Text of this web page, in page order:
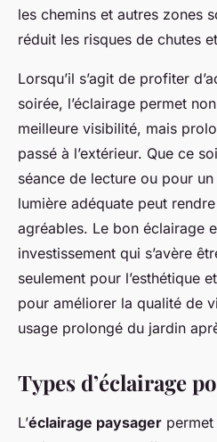
les chemins et autres zones
réduit les risques de chutes
Lorsqu’il s’agit de profiter
soirée, l’éclairage permet
meilleure visibilité, mais
passé à l’extérieur. Que ce
séance de lecture ou pour
lumière adéquate peut
agréables. Le bon éclairage
investissement qui s’avère
seulement pour l’esthétique
pour améliorer la qualité de
usage prolongé du jardin
Types d’éclairage
L’éclairage paysager